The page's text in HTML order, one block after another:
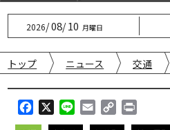
2026/08/10 月曜日
トップ ニュース 交通
a
i
m
o
r